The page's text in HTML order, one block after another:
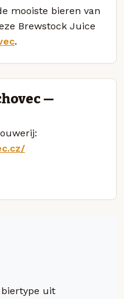
mooiste bieren van
Brewstock Juice
.
—
biertype uit